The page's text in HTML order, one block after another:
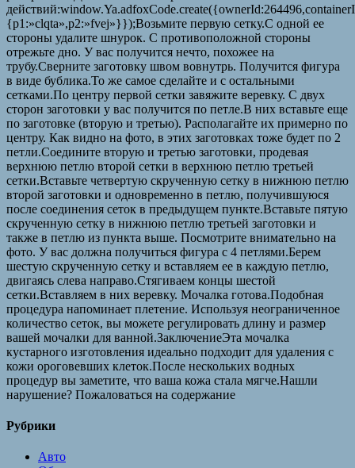
{p1:»clqta»,p2:»fvej»}});Возьмите первую сетку.С одной ее
стороны удалите шнурок. С противоположной стороны
отрежьте дно. У вас получится нечто, похожее на
трубу.Сверните заготовку швом вовнутрь. Получится фигура
в виде бублика.То же самое сделайте и с остальными
сетками.По центру первой сетки завяжите веревку. С двух
сторон заготовки у вас получится по петле.В них вставьте еще
по заготовке (вторую и третью). Располагайте их примерно по
центру. Как видно на фото, в этих заготовках тоже будет по 2
петли.Соедините вторую и третью заготовки, продевая
верхнюю петлю второй сетки в верхнюю петлю третьей
сетки.Вставьте четвертую скрученную сетку в нижнюю петлю
второй заготовки и одновременно в петлю, получившуюся
после соединения сеток в предыдущем пункте.Вставьте пятую
скрученную сетку в нижнюю петлю третьей заготовки и
также в петлю из пункта выше. Посмотрите внимательно на
фото. У вас должна получиться фигура с 4 петлями.Берем
шестую скрученную сетку и вставляем ее в каждую петлю,
двигаясь слева направо.Стягиваем концы шестой
сетки.Вставляем в них веревку. Мочалка готова.Подобная
процедура напоминает плетение. Используя неограниченное
количество сеток, вы можете регулировать длину и размер
вашей мочалки для ванной.ЗаключениеЭта мочалка
кустарного изготовления идеально подходит для удаления с
кожи ороговевших клеток.После нескольких водных
процедур вы заметите, что ваша кожа стала мягче.Нашли
нарушение? Пожаловаться на содержание
Рубрики
Авто